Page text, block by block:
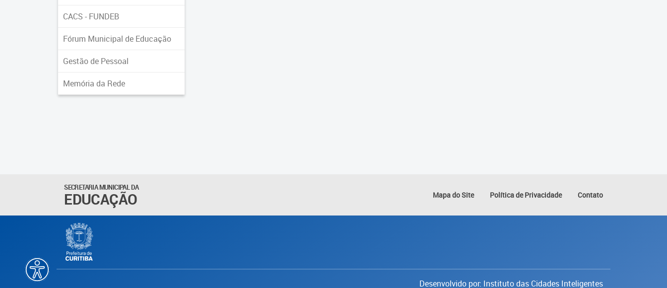
CACS - FUNDEB
Fórum Municipal de Educação
Gestão de Pessoal
Memória da Rede
SECRETARIA MUNICIPAL DA
EDUCAÇÃO Mapa do Site Política de Privacidade Contato
Desenvolvido por: Instituto das Cidades Inteligentes